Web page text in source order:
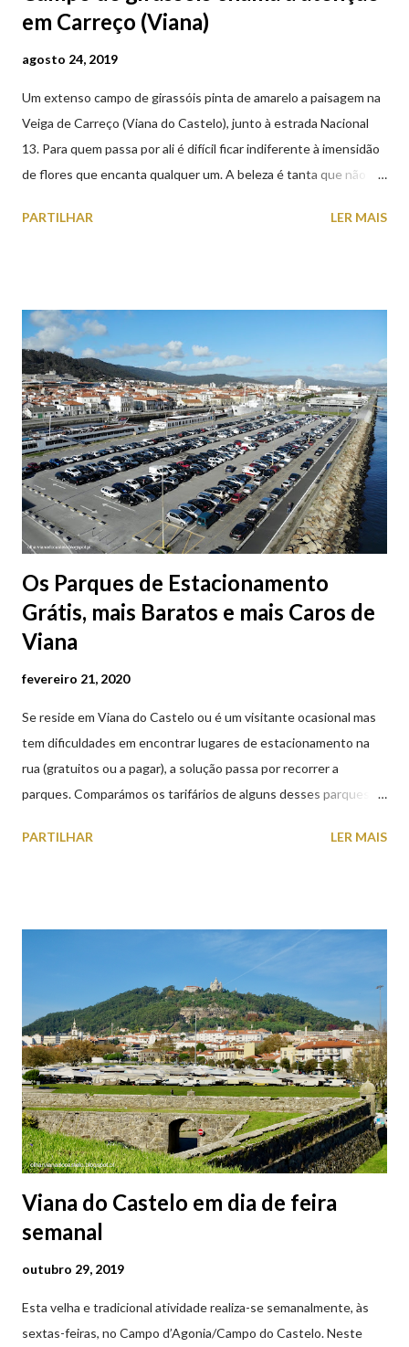
em Carreço (Viana)
agosto 24, 2019
Um extenso campo de girassóis pinta de amarelo a paisagem na
Veiga de Carreço (Viana do Castelo), junto à estrada Nacional
13. Para quem passa por ali é difícil ficar indiferente à imensidão
de flores que encanta qualquer um. A beleza é tanta que não
aproveite a paisagem como cenário para tirar algumas
PARTILHAR LER MAIS
Os Parques de Estacionamento
Grátis, mais Baratos e mais Caros de
Viana
fevereiro 21, 2020
Se reside em Viana do Castelo ou é um visitante ocasional mas
tem dificuldades em encontrar lugares de estacionamento na
rua (gratuitos ou a pagar), a solução passa por recorrer a
parques. Comparámos os tarifários de alguns desses parques de
subterrâneos) perto do centro da cidade (entenda-se por
subterrâneos. O Parque da Estação Viana Shopping é grátis de
2ª a 5ª feira a partir das 20:00 (DIAS ÚTEIS)
PARTILHAR LER MAIS
Viana do Castelo em dia de feira
semanal
outubro 29, 2019
Esta velha e tradicional atividade realiza-se semanalmente, às
sextas-feiras, no Campo d’Agonia/Campo do Castelo. Neste